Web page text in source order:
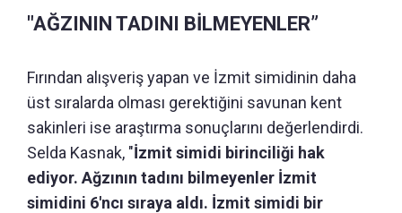
"AĞZININ TADINI BİLMEYENLER”
Fırından alışveriş yapan ve İzmit simidinin daha
üst sıralarda olması gerektiğini savunan kent
sakinleri ise araştırma sonuçlarını değerlendirdi.
Selda Kasnak, "İzmit simidi birinciliği hak
ediyor. Ağzının tadını bilmeyenler İzmit
simidini 6'ncı sıraya aldı. İzmit simidi bir